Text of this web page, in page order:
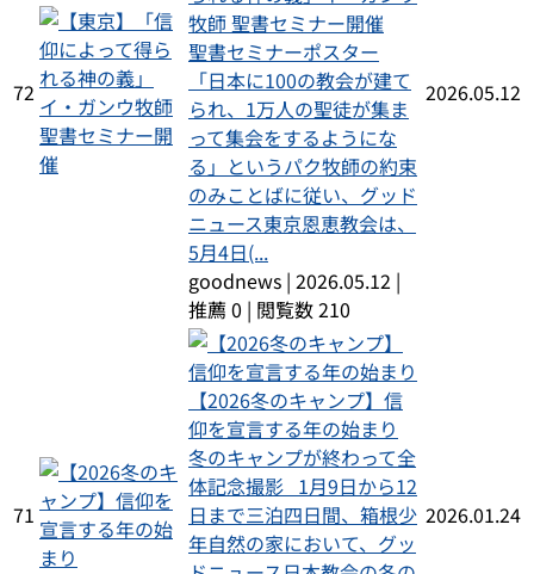
72
牧師 聖書セミナー開催
聖書セミナーポスター
「日本に100の教会が建て
られ、1万人の聖徒が集ま
って集会をするようにな
る」というパク牧師の約束
のみことばに従い、グッド
ニュース東京恩恵教会は、
5月4日(...
goodnews | 2026.05.12 |
推薦 0 | 閲覧数 210
2026.05.12
71
【2026冬のキャンプ】信
仰を宣言する年の始まり
冬のキャンプが終わって全
体記念撮影 1月9日から12
日まで三泊四日間、箱根少
年自然の家において、グッ
2026.01.24